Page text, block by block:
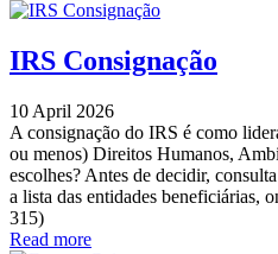
IRS Consignação
10 April 2026
A consignação do IRS é como
ou menos) Direitos Humanos,
escolhes? Antes de decidir,
a lista das entidades beneficiárias,
315)
Read more